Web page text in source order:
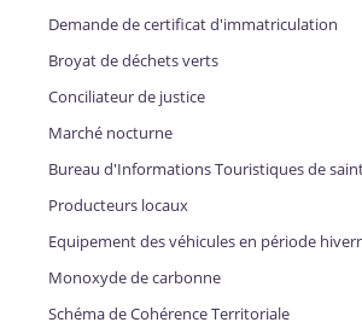
Demande de certificat d'immatriculation
Broyat de déchets verts
Conciliateur de justice
Marché nocturne
Bureau d'Informations Touristiques de
Producteurs locaux
Equipement des véhicules en période
Monoxyde de carbonne
Schéma de Cohérence Territoriale